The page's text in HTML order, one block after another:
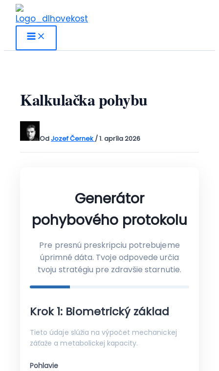
Preskočiť
obsah
Kalkulačka pohybu
OdJozef Černek /1. apríla 2026
Generátor
pohybového protokolu
Pre presnú preskripciu potrebujeme
úprimné dáta. Tvoje odpovede určia
tvoju stratégiu pre zdravšie starnutie.
Krok 1: Biometrický základ
Tieto údaje slúžia na výpočet mechanickej
záťaže a metabolickej kapacity.
Pohlavie